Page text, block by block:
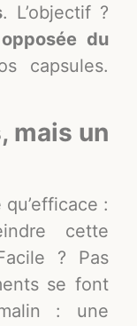
. L’objectif ?
du
capsules.
mais un
:
cette
? Pas
se font
: une